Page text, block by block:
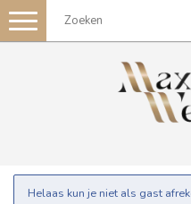
Toggle
navigation
Helaas kun je niet als gast